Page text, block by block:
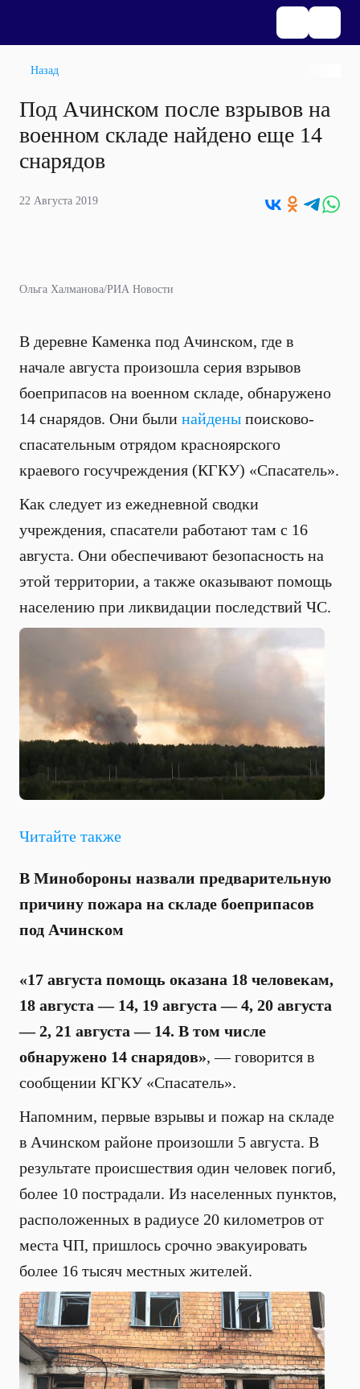
Назад
Под Ачинском после взрывов на
военном складе найдено еще 14
снарядов
22 Августа 2019
Ольга Халманова/РИА Новости
В деревне Каменка под Ачинском, где в
начале августа произошла серия взрывов
боеприпасов на военном складе, обнаружено
14 снарядов. Они были найдены поисково-
спасательным отрядом красноярского
краевого госучреждения (КГКУ) «Спасатель».
Как следует из ежедневной сводки
учреждения, спасатели работают там с 16
августа. Они обеспечивают безопасность на
этой территории, а также оказывают помощь
населению при ликвидации последствий ЧС.
Читайте также
В Минобороны назвали предварительную
причину пожара на складе боеприпасов
под Ачинском
«17 августа помощь оказана 18 человекам,
18 августа — 14, 19 августа — 4, 20 августа
— 2, 21 августа — 14. В том числе
обнаружено 14 снарядов», — говорится в
сообщении КГКУ «Спасатель».
Напомним, первые взрывы и пожар на складе
в Ачинском районе произошли 5 августа. В
результате происшествия один человек погиб,
более 10 пострадали. Из населенных пунктов,
расположенных в радиусе 20 километров от
места ЧП, пришлось срочно эвакуировать
более 16 тысяч местных жителей.